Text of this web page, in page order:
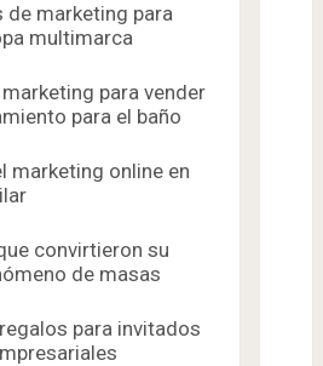
de marketing para
multimarca
para vender
para el baño
marketing online en
convirtieron su
de masas
para invitados